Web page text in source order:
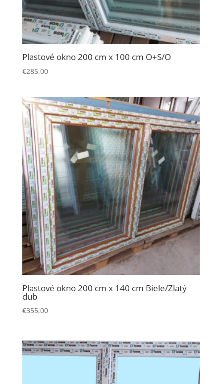
Plastové okno 200 cm x 100 cm O+S/O
€285,00
Plastové okno 200 cm x 140 cm Biele/Zlatý
dub
€355,00